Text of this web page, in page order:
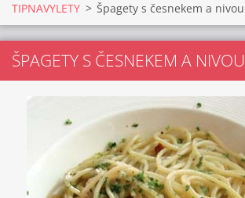
TIPNAVYLETY > Špagety s česnekem a nivou
ŠPAGETY S ČESNEKEM A NIVOU